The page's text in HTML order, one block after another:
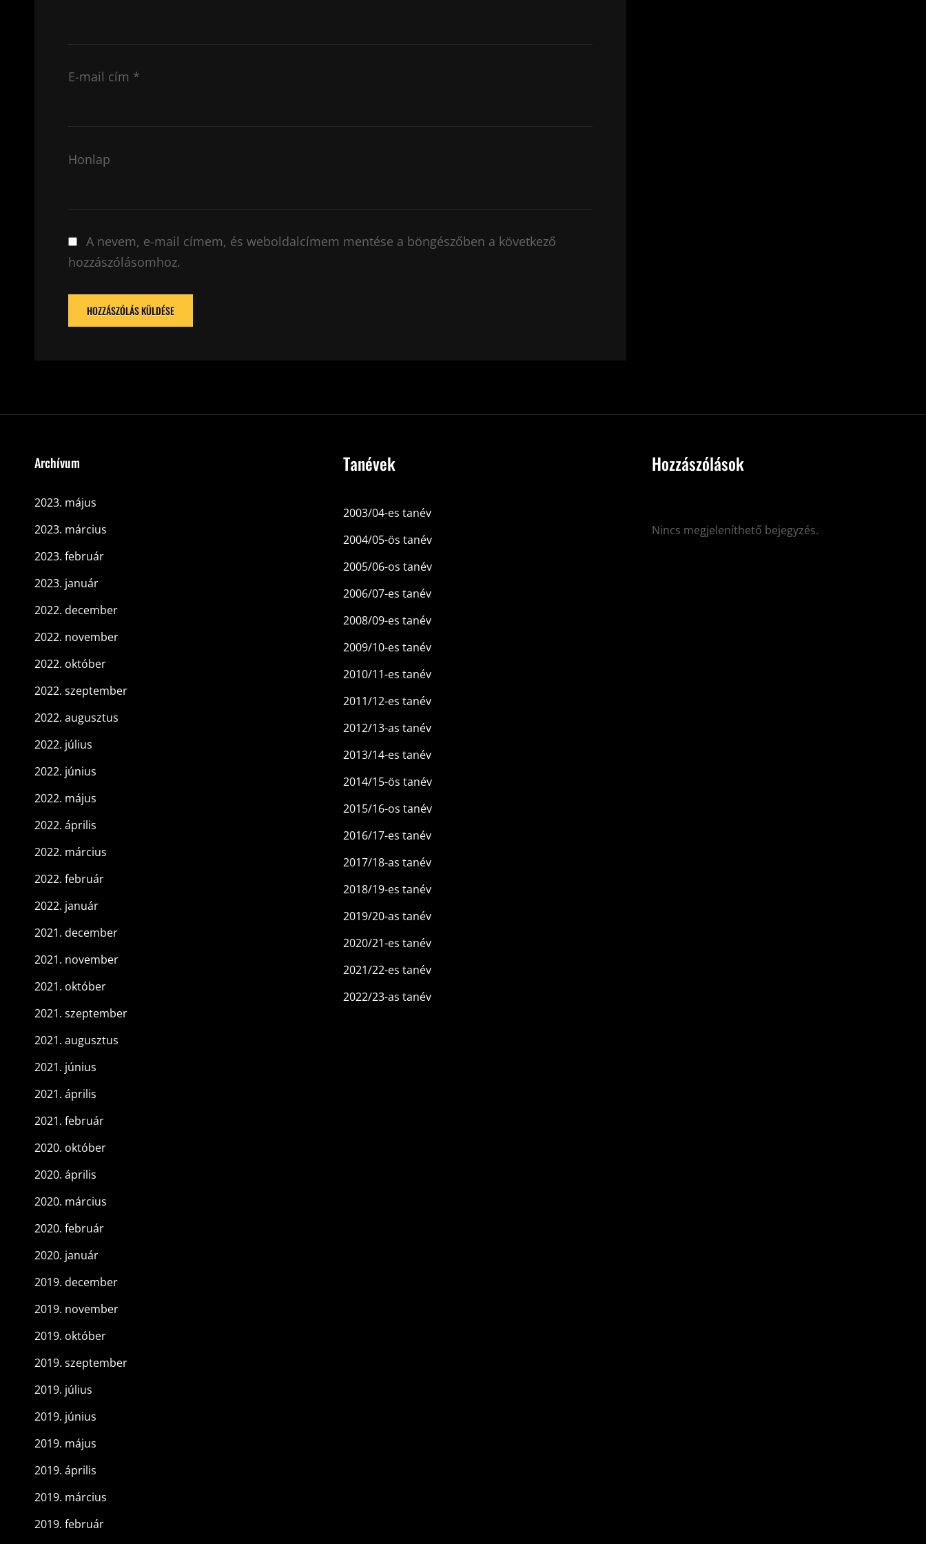
E-mail cím *
Honlap
A nevem, e-mail címem, és weboldalcímem mentése a böngészőben a következő
hozzászólásomhoz.
Archívum
2023. május
2023. március
2023. február
2023. január
2022. december
2022. november
2022. október
2022. szeptember
2022. augusztus
2022. július
2022. június
2022. május
2022. április
2022. március
2022. február
2022. január
2021. december
2021. november
2021. október
2021. szeptember
2021. augusztus
2021. június
2021. április
2021. február
2020. október
2020. április
2020. március
2020. február
2020. január
2019. december
2019. november
2019. október
2019. szeptember
2019. július
2019. június
2019. május
2019. április
2019. március
2019. február
Tanévek
2003/04-es tanév
2004/05-ös tanév
2005/06-os tanév
2006/07-es tanév
2008/09-es tanév
2009/10-es tanév
2010/11-es tanév
2011/12-es tanév
2012/13-as tanév
2013/14-es tanév
2014/15-ös tanév
2015/16-os tanév
2016/17-es tanév
2017/18-as tanév
2018/19-es tanév
2019/20-as tanév
2020/21-es tanév
2021/22-es tanév
2022/23-as tanév
Hozzászólások
Nincs megjeleníthető bejegyzés.